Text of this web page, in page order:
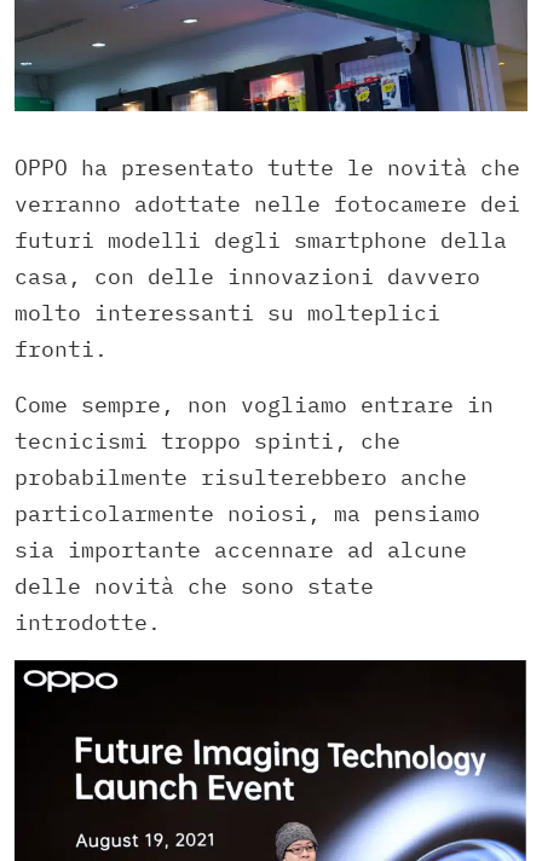
OPPO ha presentato tutte le novità che
verranno adottate nelle fotocamere dei
futuri modelli degli smartphone della
casa, con delle innovazioni davvero
molto interessanti su molteplici
fronti.
Come sempre, non vogliamo entrare in
tecnicismi troppo spinti, che
probabilmente risulterebbero anche
particolarmente noiosi, ma pensiamo
sia importante accennare ad alcune
delle novità che sono state
introdotte.